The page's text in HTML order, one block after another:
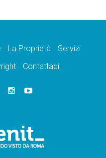
La Proprietà
Servizi
Contattaci